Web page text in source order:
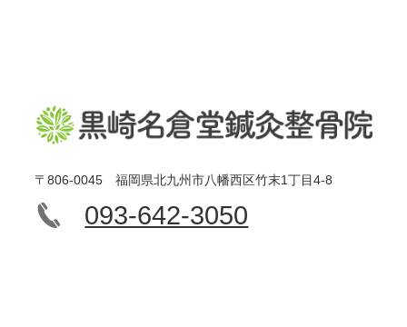
〒806-0045 福岡県北九州市八幡西区竹末1丁目4-8
093-642-3050